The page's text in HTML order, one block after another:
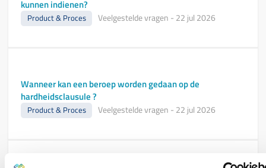
kunnen indienen?
Product & Proces Veelgestelde vragen - 22 jul 2026
Wanneer kan een beroep worden gedaan op de
hardheidsclausule ?
Product & Proces Veelgestelde vragen - 22 jul 2026